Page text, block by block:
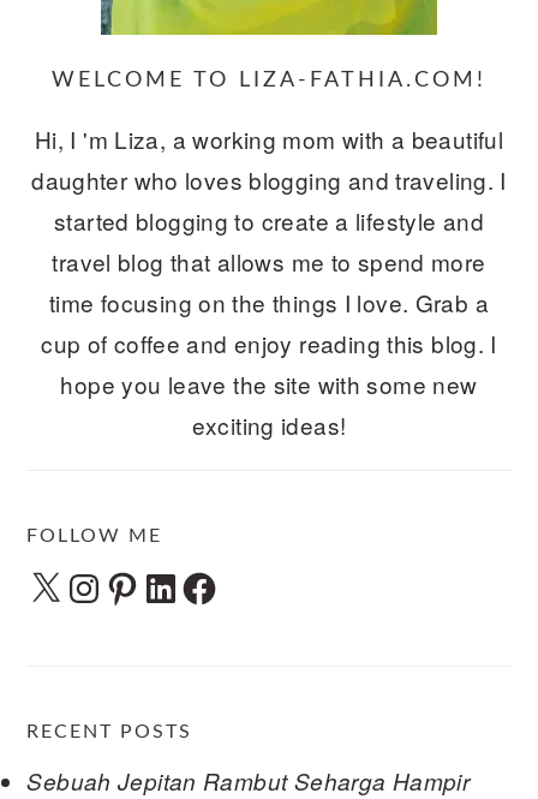
WELCOME TO LIZA-FATHIA.COM!
Hi, I 'm Liza, a working mom with a beautiful
daughter who loves blogging and traveling. I
started blogging to create a lifestyle and
travel blog that allows me to spend more
time focusing on the things I love. Grab a
cup of coffee and enjoy reading this blog. I
hope you leave the site with some new
exciting ideas!
FOLLOW ME
X Instagram
Pinterest
LinkedInFacebook
RECENT POSTS
Sebuah Jepitan Rambut Seharga Hampir